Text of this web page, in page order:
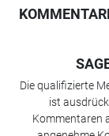
Die qualifizierte
ist
Kommentaren